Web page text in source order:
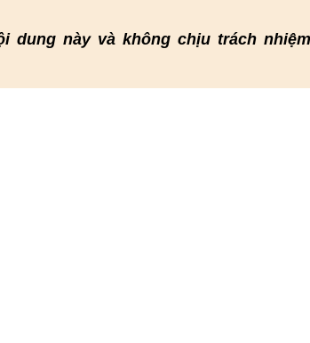
dung này và không chịu trách